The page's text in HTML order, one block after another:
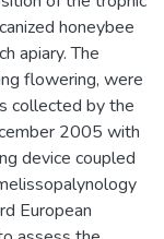
honeybee
apiary. The
flowering, were
collected by the
2005 with
device coupled
European